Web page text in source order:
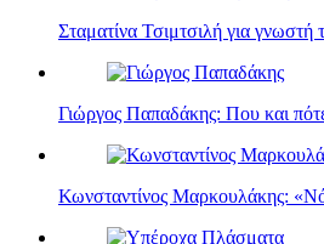
Σταματίνα Τσιμτσιλή για
Γιώργος Παπαδάκης: Που και
Κωνσταντίνος Μαρκουλάκης: